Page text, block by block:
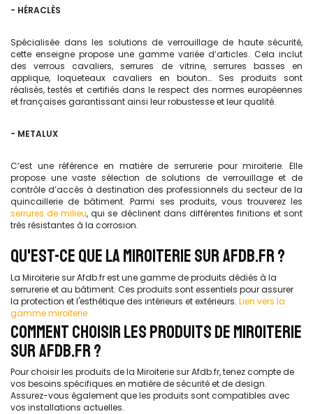
- HÉRACLÈS
Spécialisée dans les solutions de verrouillage de haute sécurité,
cette enseigne propose une gamme variée d’articles. Cela inclut
des verrous cavaliers, serrures de vitrine, serrures basses en
applique, loqueteaux cavaliers en bouton… Ses produits sont
réalisés, testés et certifiés dans le respect des normes européennes
et françaises garantissant ainsi leur robustesse et leur qualité.
- METALUX
C’est une référence en matière de serrurerie pour miroiterie. Elle
propose une vaste sélection de solutions de verrouillage et de
contrôle d’accès à destination des professionnels du secteur de la
quincaillerie de bâtiment. Parmi ses produits, vous trouverez les
serrures de milieu, qui se déclinent dans différentes finitions et sont
très résistantes à la corrosion.
QU'EST-CE QUE LA MIROITERIE SUR AFDB.FR ?
La Miroiterie sur Afdb.fr est une gamme de produits dédiés à la
serrurerie et au bâtiment. Ces produits sont essentiels pour assurer
la protection et l'esthétique des intérieurs et extérieurs. Lien vers la
gamme miroiterie
COMMENT CHOISIR LES PRODUITS DE MIROITERIE
SUR AFDB.FR ?
Pour choisir les produits de la Miroiterie sur Afdb.fr, tenez compte de
vos besoins spécifiques en matière de sécurité et de design.
Assurez-vous également que les produits sont compatibles avec
vos installations actuelles.